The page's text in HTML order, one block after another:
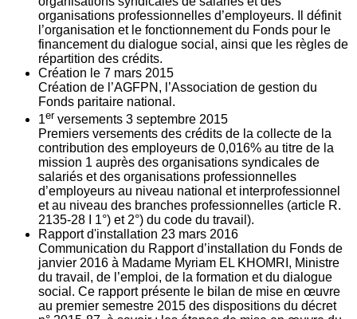
organisations professionnelles d’employeurs. Il définit
l’organisation et le fonctionnement du Fonds pour le
financement du dialogue social, ainsi que les règles de
répartition des crédits.
Création le 7 mars 2015
Création de l’AGFPN, l’Association de gestion du
Fonds paritaire national.
1er versements 3 septembre 2015
Premiers versements des crédits de la collecte de la
contribution des employeurs de 0,016% au titre de la
mission 1 auprès des organisations syndicales de
salariés et des organisations professionnelles
d’employeurs au niveau national et interprofessionnel
et au niveau des branches professionnelles (article R.
2135‐28 I 1°) et 2°) du code du travail).
Rapport d'installation 23 mars 2016
Communication du Rapport d’installation du Fonds de
janvier 2016 à Madame Myriam EL KHOMRI, Ministre
du travail, de l’emploi, de la formation et du dialogue
social. Ce rapport présente le bilan de mise en œuvre
au premier semestre 2015 des dispositions du décret